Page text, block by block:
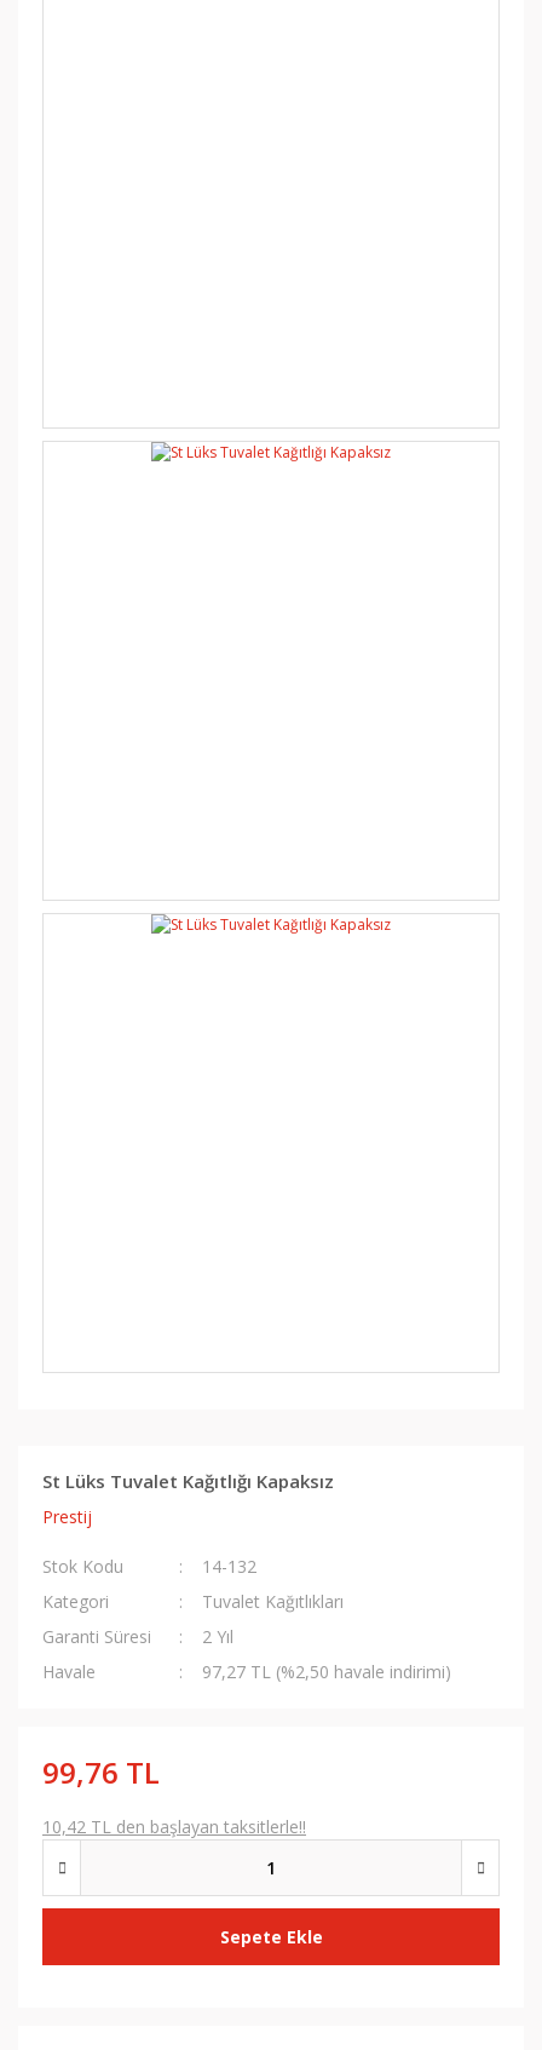
St Lüks Tuvalet Kağıtlığı Kapaksız
Prestij
Stok Kodu
14-132
Kategori
Tuvalet Kağıtlıkları
Garanti Süresi
2 Yıl
Havale
97,27 TL (%2,50 havale indirimi)
99,76 TL
10,42 TL den başlayan taksitlerle!!
Sepete Ekle